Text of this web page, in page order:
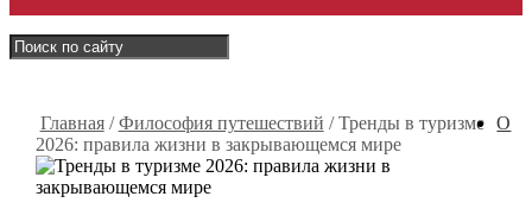
Главная/Философия путешествий /Тренды в туризме
2026: правила жизни в закрывающемся мире
О